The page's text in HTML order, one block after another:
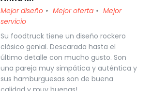
Mejor diseño Mejor oferta
Mejor
servicio
Su foodtruck tiene un diseño rockero
clásico genial. Descarada hasta el
último detalle con mucho gusto. Son
una pareja muy simpática y auténtica y
sus hamburguesas son de buena